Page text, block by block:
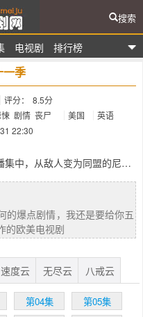
网
电视剧 排行榜
搜索
一季
评分：
8.5分
剧情 丧尸 美国
英语
22:30
集中，从敌人变为同盟的尼根
然而，一行人在途中遇上危
地下道中。随着紧张的情绪
忌，混乱随之而来。
的爆点剧情，我还是要给你五
的欧美电视剧
速度云 无尽云 八戒云
第04集
第05集